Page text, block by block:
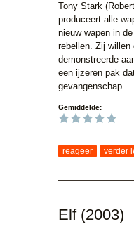
Tony Stark
produceert alle
nieuw wapen in
rebellen. Zij
demonstreerde
een ijzeren pak
gevangenschap.
Gemiddelde:
reageer verder
Elf (2003)